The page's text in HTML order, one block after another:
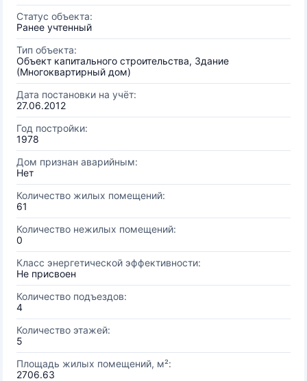
Статус объекта:
Ранее учтенный
Тип объекта:
Объект капитального строительства, Здание
(Многоквартирный дом)
Дата постановки на учёт:
27.06.2012
Год постройки:
1978
Дом признан аварийным:
Нет
Количество жилых помещений:
61
Количество нежилых помещений:
0
Класс энергетической эффективности:
Не присвоен
Количество подъездов:
4
Количество этажей:
5
Площадь жилых помещений, м²:
2706.63